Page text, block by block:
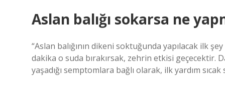
Aslan balığı sokarsa ne
“Aslan balığının dikeni soktuğunda yapılacak ilk
dakika o suda bırakırsak, zehrin etkisi geçecektir.
yaşadığı semptomlara bağlı olarak, ilk yardım sıcak